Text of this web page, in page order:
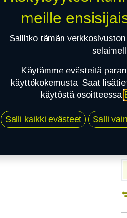
1
meille
Sallitko tämän
Käytämme evästeitä
käyttökokemusta. Saat
käytöstä osoitteessa
Salli kaikki evästeet Salli